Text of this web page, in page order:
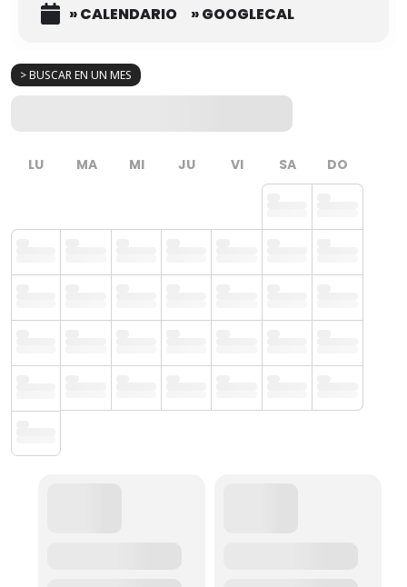
> BUSCAR EN UN MES
LU MA MI JU VI SA DO
» CALENDARIO » GOOGLECAL